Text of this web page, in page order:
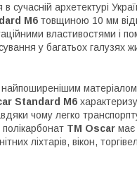
архетектурі
M6 товщиною 10 мм
властивостями і
у багатьох галузях
Standard M6
чому легко
ТМ Oscar має
ліхтарів, вікон,